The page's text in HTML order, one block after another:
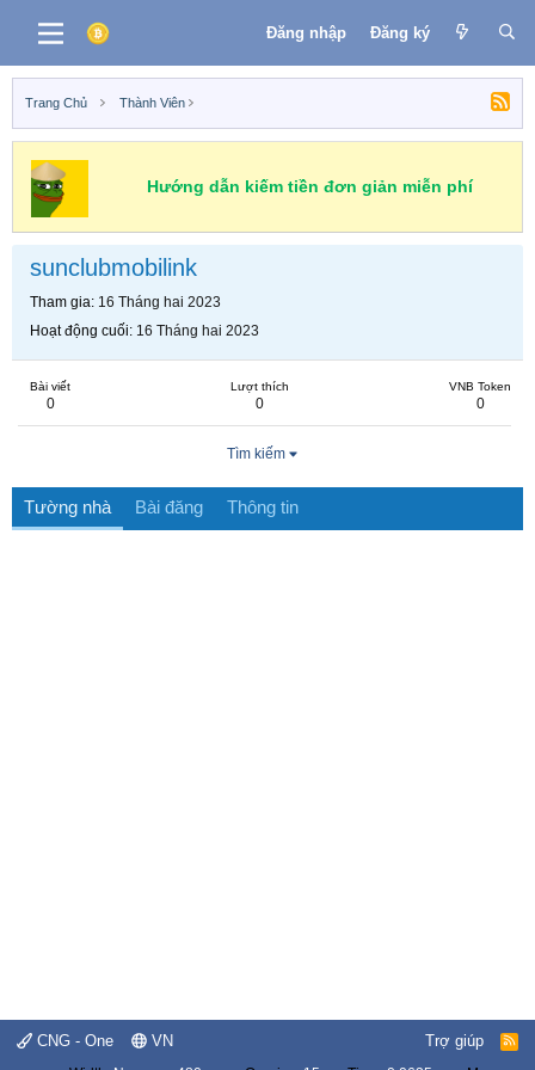
Đăng nhập Đăng ký
Trang Chủ Thành Viên
Hướng dẫn kiếm tiền đơn giản miễn phí
sunclubmobilink
Tham gia 16 Tháng hai 2023
Hoạt động cuối 16 Tháng hai 2023
Bài viết
0
Lượt thích
0
VNB Token
0
Tìm kiếm
Tường nhà Bài đăng Thông tin
CNG - One VN Trợ giúp
R